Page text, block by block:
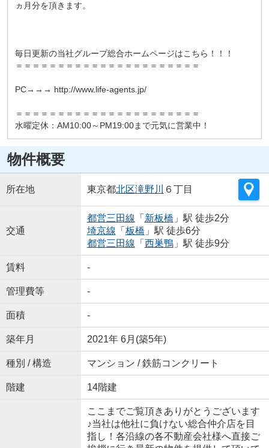
ヵ月分を頂きます。
毎日更新の当社グループ総合ホームページはこちら！！！
＝＝＝＝＝＝＝＝＝＝＝＝＝＝＝＝＝＝＝＝＝＝
PC→→→ http://www.life-agents.jp/
＝＝＝＝＝＝＝＝＝＝＝＝＝＝＝＝＝＝＝＝＝＝
水曜定休：AM10:00～PM19:00まで元気に営業中！
物件概要
所在地 東京都北区滝野川 ６丁目
交通
都営三田線 「 新板橋 」駅 徒歩2分
埼京線 「 板橋 」駅 徒歩6分
都営三田線 「 西巣鴨」駅 徒歩9分
賃料 -
管理費等 -
面積 -
築年月 2021年 6月(築5年)
種別 / 構造 マンション / 鉄筋コンクリート
階建 14階建
ここまでご覧頂きありがとうございます
♪当社は他社に負けない総合仲介店を目
指し！各沿線の各不動産会社様へ直接ご